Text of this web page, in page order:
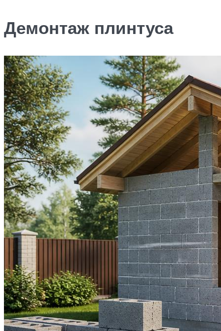
Демонтаж плинтуса